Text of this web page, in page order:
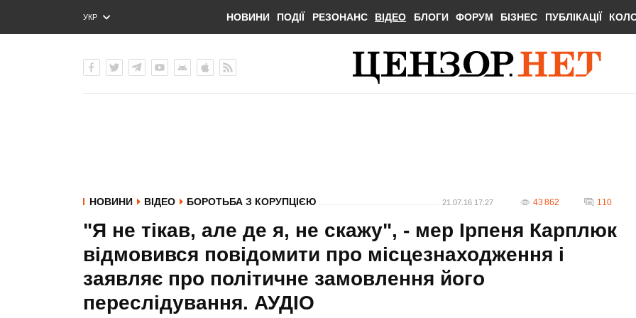
УКР
ENG
НОВИНИ ПОДІЇ РЕЗОНАНС ВІДЕО БЛОГИ ФОРУМ БІЗНЕС ПУБЛІКАЦІЇ
НОВИНИ ВІДЕО БОРОТЬБА З КОРУПЦІЄЮ 21.07.16 17:27 43 862 110
"Я не тікав, але де я, не скажу", - мер Ірпеня Карплюк
відмовився повідомити про місцезнаходження і
заявляє про політичне замовлення його
переслідування. АУДІО